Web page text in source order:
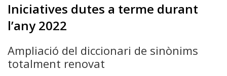
Iniciatives dutes a terme durant
l’any 2022
Ampliació del diccionari de sinònims
totalment renovat